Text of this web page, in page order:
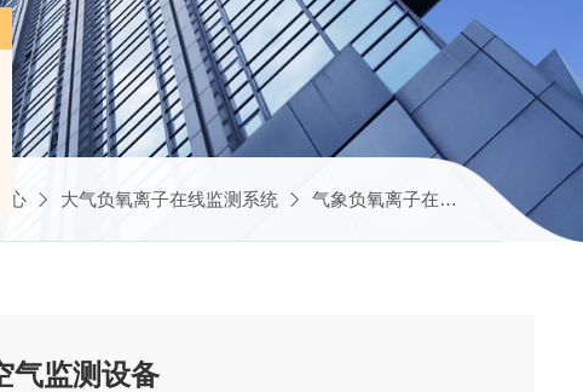
心 大气负氧离子在线监测系统 气象负氧离子在线监测系统
气监测设备